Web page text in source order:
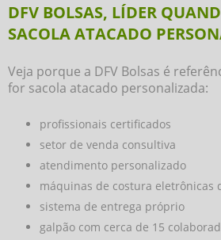
DFV BOLSAS, LÍDER
SACOLA ATACADO
Veja porque a DFV Bolsas é
for sacola atacado personalizada:
profissionais certificados
setor de venda consultiva
atendimento personalizado
máquinas de costura eletrônicas
sistema de entrega próprio
galpão com cerca de 15